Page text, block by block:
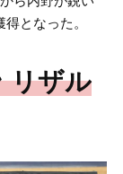
となった。
リザル